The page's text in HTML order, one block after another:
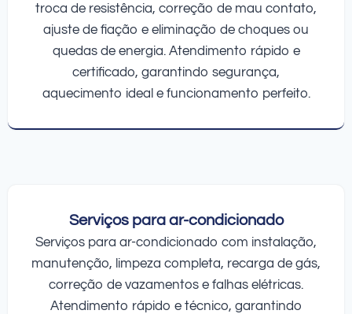
troca de resistência, correção de mau contato,
ajuste de fiação e eliminação de choques ou
quedas de energia. Atendimento rápido e
certificado, garantindo segurança,
aquecimento ideal e funcionamento perfeito.
Serviços para ar-condicionado
Serviços para ar-condicionado com instalação,
manutenção, limpeza completa, recarga de gás,
correção de vazamentos e falhas elétricas.
Atendimento rápido e técnico, garantindo